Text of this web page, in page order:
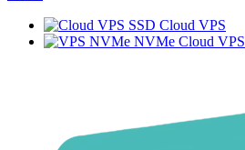
SSD Cloud VPS
NVMe Cloud VPS